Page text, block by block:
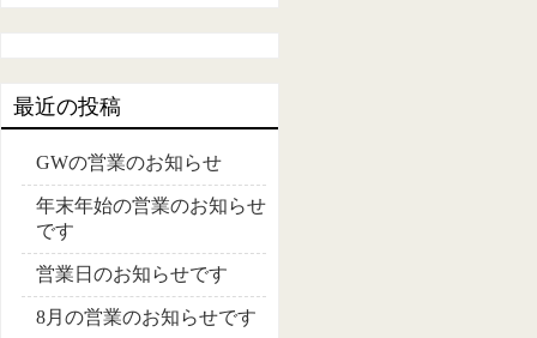
最近の投稿
GWの営業のお知らせ
年末年始の営業のお知らせ
です
営業日のお知らせです
8月の営業のお知らせです